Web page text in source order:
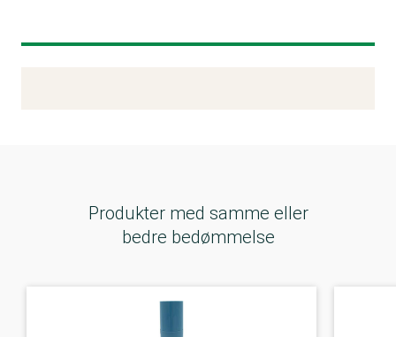
Produkter med samme eller
bedre bedømmelse